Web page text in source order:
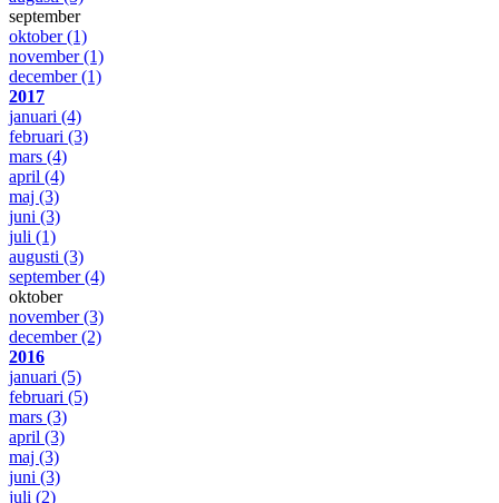
september
oktober(1)
november(1)
december(1)
2017
januari (4)
februari (3)
mars (4)
april (4)
maj (3)
juni (3)
juli (1)
augusti (3)
september(4)
oktober
november(3)
december(2)
2016
januari (5)
februari (5)
mars (3)
april (3)
maj (3)
juni (3)
juli (2)